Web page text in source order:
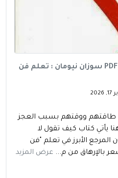
تحميل كتاب كيف تقول لا PDF سوزان نيومان : تعلم فن
طاقتهم ووقتهم بسبب العجز
يأتي كتاب كيف تقول لا
المرجع الأبرز في تعلم "فن
بالإرهاق من م... عرض المزيد